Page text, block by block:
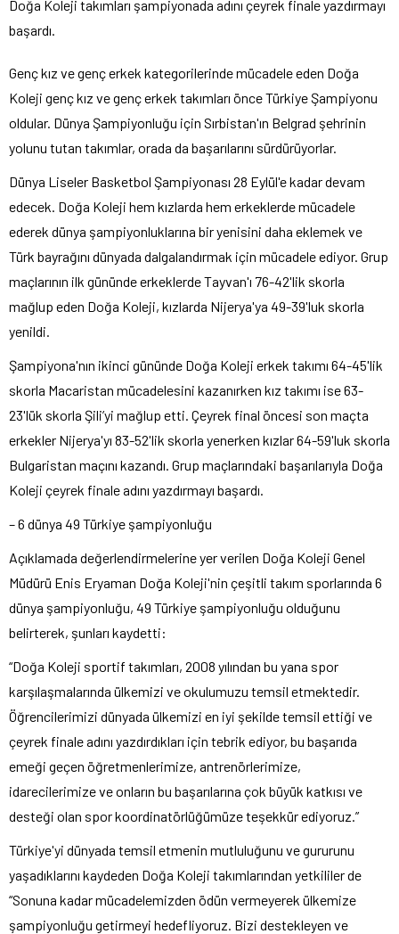
Doğa Koleji takımları şampiyonada adını çeyrek finale yazdırmayı
başardı.
Genç kız ve genç erkek kategorilerinde mücadele eden Doğa
Koleji genç kız ve genç erkek takımları önce Türkiye Şampiyonu
oldular. Dünya Şampiyonluğu için Sırbistan'ın Belgrad şehrinin
yolunu tutan takımlar, orada da başarılarını sürdürüyorlar.
Dünya Liseler Basketbol Şampiyonası 28 Eylül'e kadar devam
edecek. Doğa Koleji hem kızlarda hem erkeklerde mücadele
ederek dünya şampiyonluklarına bir yenisini daha eklemek ve
Türk bayrağını dünyada dalgalandırmak için mücadele ediyor. Grup
maçlarının ilk gününde erkeklerde Tayvan'ı 76-42'lik skorla
mağlup eden Doğa Koleji, kızlarda Nijerya'ya 49-39'luk skorla
yenildi.
Şampiyona'nın ikinci gününde Doğa Koleji erkek takımı 64-45'lik
skorla Macaristan mücadelesini kazanırken kız takımı ise 63-
23'lük skorla Şili’yi mağlup etti. Çeyrek final öncesi son maçta
erkekler Nijerya'yı 83-52'lik skorla yenerken kızlar 64-59'luk skorla
Bulgaristan maçını kazandı. Grup maçlarındaki başarılarıyla Doğa
Koleji çeyrek finale adını yazdırmayı başardı.
– 6 dünya 49 Türkiye şampiyonluğu
Açıklamada değerlendirmelerine yer verilen Doğa Koleji Genel
Müdürü Enis Eryaman Doğa Koleji'nin çeşitli takım sporlarında 6
dünya şampiyonluğu, 49 Türkiye şampiyonluğu olduğunu
belirterek, şunları kaydetti:
“Doğa Koleji sportif takımları, 2008 yılından bu yana spor
karşılaşmalarında ülkemizi ve okulumuzu temsil etmektedir.
Öğrencilerimizi dünyada ülkemizi en iyi şekilde temsil ettiği ve
çeyrek finale adını yazdırdıkları için tebrik ediyor, bu başarıda
emeği geçen öğretmenlerimize, antrenörlerimize,
idarecilerimize ve onların bu başarılarına çok büyük katkısı ve
desteği olan spor koordinatörlüğümüze teşekkür ediyoruz.”
Türkiye'yi dünyada temsil etmenin mutluluğunu ve gururunu
yaşadıklarını kaydeden Doğa Koleji takımlarından yetkililer de
“Sonuna kadar mücadelemizden ödün vermeyerek ülkemize
şampiyonluğu getirmeyi hedefliyoruz. Bizi destekleyen ve